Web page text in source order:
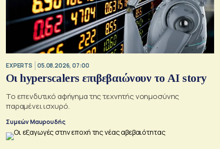
EXPERTS 05.08.2026, 07:00
Οι hyperscalers επιβεβαιώνουν το AI story
Το επενδυτικό αφήγημα της τεχνητής νοημοσύνης
παραμένει ισχυρό.
Συμεών Μαυρουδής